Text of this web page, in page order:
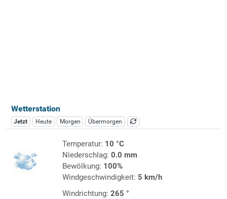
Wetterstation
Jetzt Heute Morgen Übermorgen
Temperatur: 10 °C
Niederschlag: 0.0 mm
Bewölkung: 100%
Windgeschwindigkeit: 5 km/h
Windrichtung: 265 °